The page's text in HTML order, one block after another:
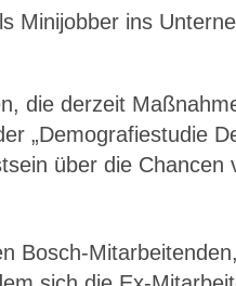
Minijobber ins
die derzeit
„Demografiestudie
über die Chancen
Bosch-